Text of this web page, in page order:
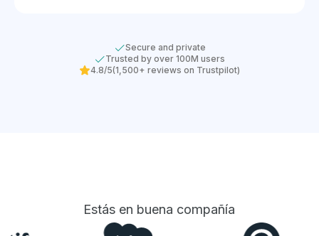
Secure and private
Trusted by over 100M users
4.8/5(1,500+ reviews on Trustpilot)
Estás en buena compañía